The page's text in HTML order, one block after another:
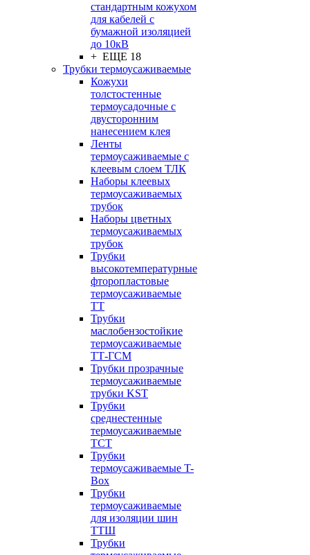
стандартным кожухом
для кабелей с
бумажной изоляцией
до 10кВ
+ ЕЩЕ 18
Трубки термоусаживаемые
Кожухи
толстостенные
термоусадочные с
двусторонним
нанесением клея
Ленты
термоусаживаемые с
клеевым слоем ТЛК
Наборы клеевых
термоусаживаемых
трубок
Наборы цветных
термоусаживаемых
трубок
Трубки
высокотемпературные
фторопластовые
термоусаживаемые
ТТ
Трубки
маслобензостойкие
термоусаживаемые
ТТ-ГСМ
Трубки прозрачные
термоусаживаемые
трубки KST
Трубки
среднестенные
термоусаживаемые
ТСТ
Трубки
термоусаживаемые T-
Box
Трубки
термоусаживаемые
для изоляции шин
ТТШ
Трубки